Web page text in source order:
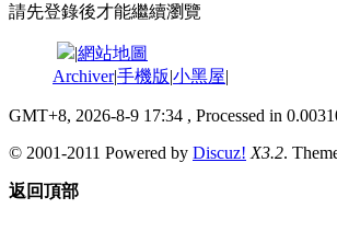
請先登錄後才能繼續瀏覽
|網站地圖
Archiver|手機版|小黑屋|
GMT+8, 2026-8-9 17:34 , Processed in
© 2001-2011 Powered by Discuz! X3.2.
返回頂部